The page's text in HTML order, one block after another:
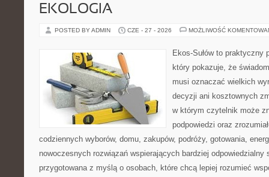
EKOLOGIA
POSTED BY ADMIN CZE - 27 - 2026 MOŻLIWOŚĆ
Ekos-Sułów to praktyczny
który pokazuje, że
musi oznaczać wielkich
decyzji ani kosztownych
w którym czytelnik może
podpowiedzi oraz
codziennych wyborów, domu, zakupów, podróży, gotowania,
nowoczesnych rozwiązań wspierających bardziej odpowiedzialny
przygotowana z myślą o osobach, które chcą lepiej rozumieć